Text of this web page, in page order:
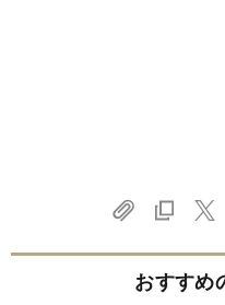
おすすめ